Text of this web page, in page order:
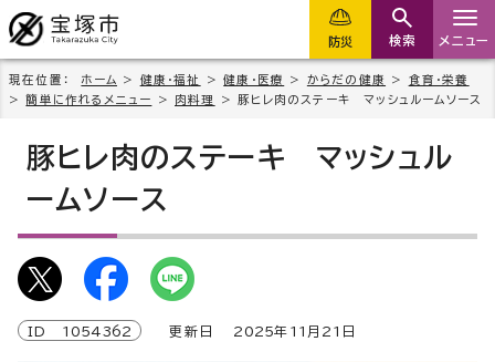
防災 検索 メニュー
現在位置： ホーム > 健康・福祉 >健康・医療 > からだの健康 > 食育・栄養
>簡単に作れるメニュー > 肉料理 > 豚ヒレ肉のステーキ マッシュルームソース
豚ヒレ肉のステーキ マッシュル
ームソース
ID 1054362 更新日 2025年 11 月 21 日